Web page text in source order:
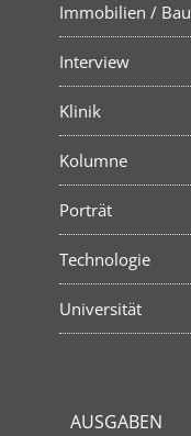
Immobilien / Bau
Interview
Klinik
Kolumne
Porträt
Technologie
Universität
AUSGABEN